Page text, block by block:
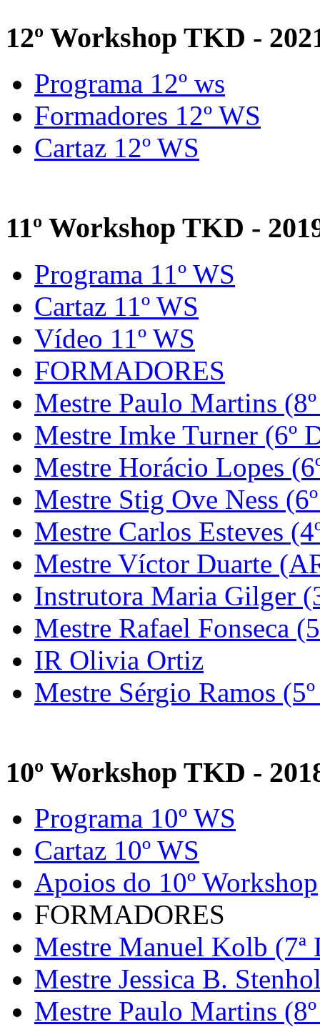
12º Workshop TKD -
Programa 12º ws
Formadores 12º WS
Cartaz 12º WS
11º Workshop TKD -
Programa 11º WS
Cartaz 11º WS
Vídeo 11º WS
FORMADORES
Mestre Paulo Martins
Mestre Imke Turner (6º
Mestre Horácio Lopes
Mestre Stig Ove Ness
Mestre Carlos Esteves
Mestre Víctor Duarte
Instrutora Maria Gilger
Mestre Rafael Fonseca
IR Olivia Ortiz
Mestre Sérgio Ramos
10º Workshop TKD -
Programa 10º WS
Cartaz 10º WS
Apoios do 10º Workshop
FORMADORES
Mestre Manuel Kolb (7ª
Mestre Jessica B.
Mestre Paulo Martins